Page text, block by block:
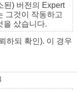
된) 버전의 Expert
그것이 작동하고
을 샀습니다.
하되 확인). 이 경우